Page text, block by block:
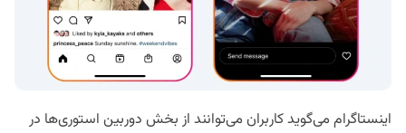
اینستاگرام می‌گوید کاربران می‌توانند از بخش دوربین استوری‌ها در